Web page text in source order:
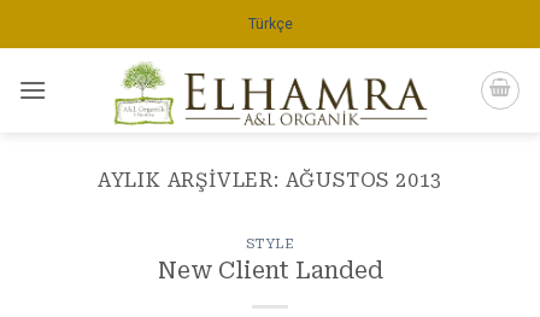
atla
Türkçe
AYLIK ARŞIVLER: AĞUSTOS 2013
STYLE
New Client Landed